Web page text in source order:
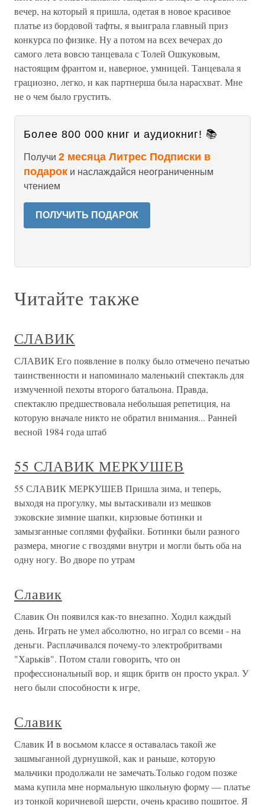
вечер, на который я пришла, одетая в новое красивое
платье из бордовой тафты, я выиграла главный приз
конкурса по физике. Ну а потом на всех вечерах до
самого лета вовсю танцевала с Толей Ошкуковым,
настоящим франтом и, наверное, умницей. Танцевала я
грациозно, легко, и как партнерша была нарасхват. Мне
не о чем было грустить.
Более 800 000 книг и аудиокниг! 📚
Получи 2 месяца Литрес Подписки в
подарок и наслаждайся неограниченным
чтением
ПОЛУЧИТЬ ПОДАРОК
Читайте также
СЛАВИК
СЛАВИК Его появление в полку было отмечено печатью
таинственности и напоминало маленький спектакль для
измученной пехоты второго батальона. Правда,
спектаклю предшествовала небольшая репетиция, на
которую вначале никто не обратил внимания... Ранней
весной 1984 года штаб
55 СЛАВИК МЕРКУШЕВ
55 СЛАВИК МЕРКУШЕВ Пришла зима, и теперь,
выходя на прогулку, мы вытаскивали из мешков
зэковские зимние шапки, кирзовые ботинки и
замызганные соплями фуфайки. Ботинки были разного
размера, многие с гвоздями внутри и могли быть оба на
одну ногу. Во дворе по утрам
Славик
Славик Он появился как-то внезапно. Ходил каждый
день. Играть не умел абсолютно, но играл со всеми - на
деньги. Расплачивался почему-то электробритвами
"Харькiв". Потом стали говорить, что он
профессиональный вор, и ящик бритв он просто украл. У
него были способности к игре,
Славик
Славик И в восьмом классе я оставалась такой же
зашмыганной дурнушкой, как и раньше, которую
мальчики продолжали не замечать.Только годом позже
мама купила мне нормальную школьную форму — платье
из тонкой коричневой шерсти, очень красиво пошитое. Я